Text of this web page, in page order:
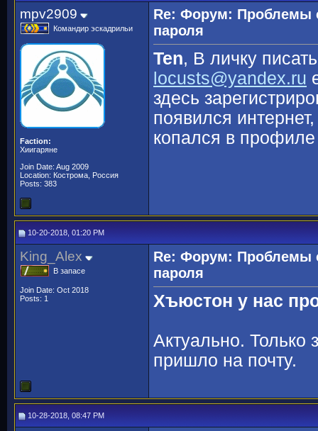
mpv2909
Командир эскадрильи
Faction:
Хиигаряне
Join Date: Aug 2009
Location: Кострома, Россия
Posts: 383
Re: Форум: Проблемы
пароля
Ten, В личку
locusts@yandex.ru
здесь
появился
копался в
10-20-2018, 01:20 PM
King_Alex
В запасе
Join Date: Oct 2018
Posts: 1
Re: Форум: Проблемы
пароля
Хъюстон у нас
Актуально. Только
пришло на почту.
10-28-2018, 08:47 PM